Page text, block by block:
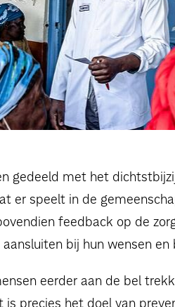
gedeeld met het
er speelt in de
feedback op de
bij hun wensen en
eerder aan de bel
is precies het doel van